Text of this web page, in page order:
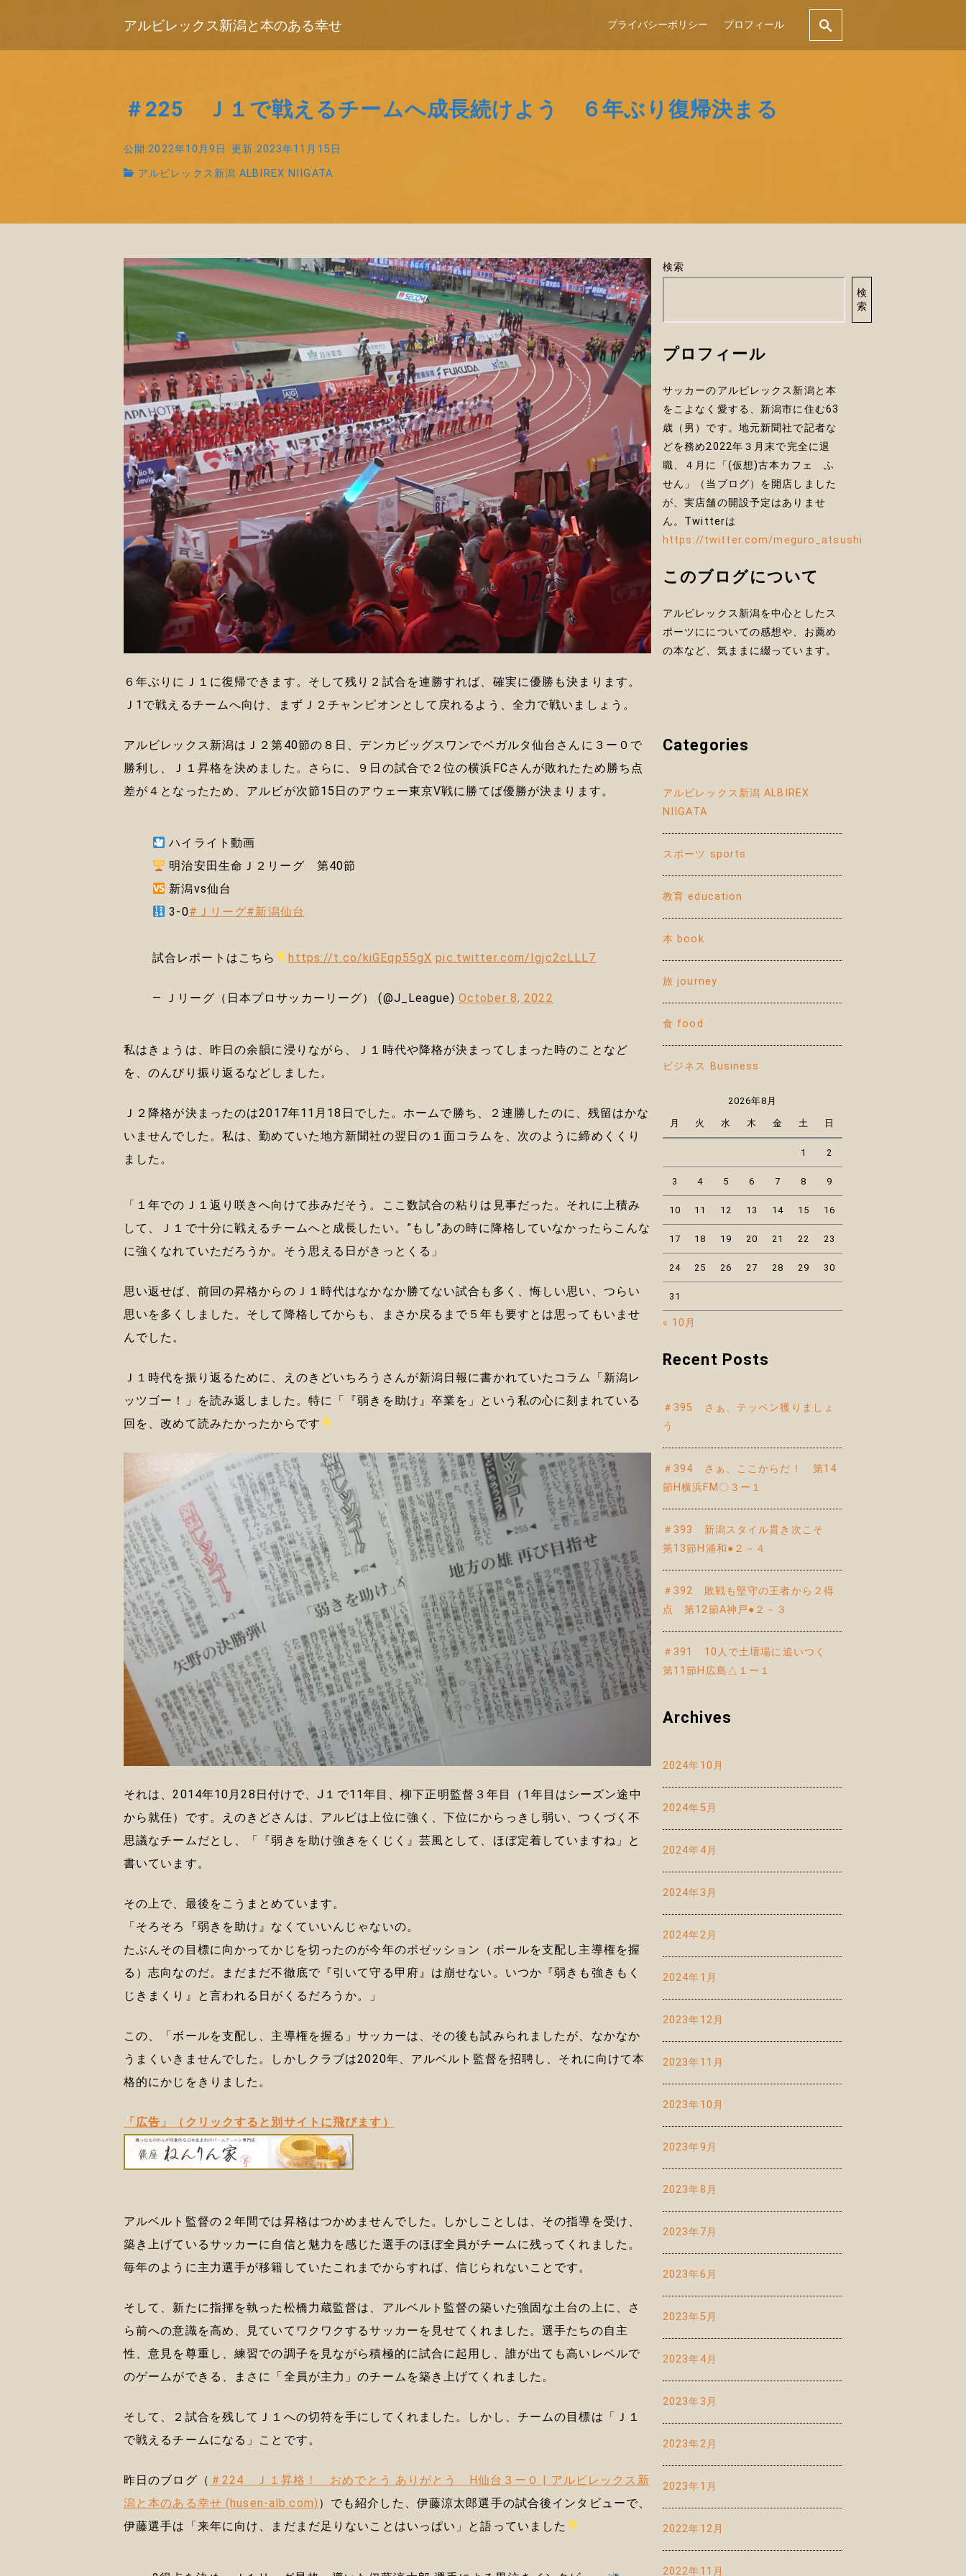
アルビレックス新潟と本のある幸せ プライバシーポリシー プロフィール
＃225 Ｊ１で戦えるチームへ成長続けよう ６年ぶり復帰決まる
公開:2022年10月9日
更新:2023年11月15日
アルビレックス新潟 ALBIREX NIIGATA
６年ぶりにＪ１に復帰できます。そして残り２試合を連勝すれば、確実に優勝も決まります。
Ｊ1で戦えるチームへ向け、まずＪ２チャンピオンとして戻れるよう、全力で戦いましょう。
アルビレックス新潟はＪ２第40節の８日、デンカビッグスワンでベガルタ仙台さんに３ー０で
勝利し、Ｊ１昇格を決めました。さらに、９日の試合で２位の横浜FCさんが敗れたため勝ち点
差が４となったため、アルビが次節15日のアウェー東京V戦に勝てば優勝が決まります。
ハイライト動画
明治安田生命Ｊ２リーグ 第40節
新潟vs仙台
3-0#Ｊリーグ#新潟仙台
試合レポートはこちら https://t.co/kiGEqp55gX pic.twitter.com/Igjc2cLLL7
— Ｊリーグ（日本プロサッカーリーグ） (@J_League) October 8, 2022
私はきょうは、昨日の余韻に浸りながら、Ｊ１時代や降格が決まってしまった時のことなど
を、のんびり振り返るなどしました。
Ｊ２降格が決まったのは2017年11月18日でした。ホームで勝ち、２連勝したのに、残留はかな
いませんでした。私は、勤めていた地方新聞社の翌日の１面コラムを、次のように締めくくり
ました。
「１年でのＪ１返り咲きへ向けて歩みだそう。ここ数試合の粘りは見事だった。それに上積み
して、Ｊ１で十分に戦えるチームへと成長したい。”もし”あの時に降格していなかったらこんな
に強くなれていただろうか。そう思える日がきっとくる」
思い返せば、前回の昇格からのＪ１時代はなかなか勝てない試合も多く、悔しい思い、つらい
思いを多くしました。そして降格してからも、まさか戻るまで５年も要すとは思ってもいませ
んでした。
Ｊ１時代を振り返るために、えのきどいちろうさんが新潟日報に書かれていたコラム「新潟レ
ッツゴー！」を読み返しました。特に「『弱きを助け』卒業を」という私の心に刻まれている
回を、改めて読みたかったからです
それは、2014年10月28日付けで、J１で11年目、柳下正明監督３年目（1年目はシーズン途中
から就任）です。えのきどさんは、アルビは上位に強く、下位にからっきし弱い、つくづく不
思議なチームだとし、「『弱きを助け強きをくじく』芸風として、ほぼ定着していますね」と
書いています。
その上で、最後をこうまとめています。
「そろそろ『弱きを助け』なくていいんじゃないの。
たぶんその目標に向かってかじを切ったのが今年のポゼッション（ボールを支配し主導権を握
る）志向なのだ。まだまだ不徹底で『引いて守る甲府』は崩せない。いつか『弱きも強きもく
じきまくり』と言われる日がくるだろうか。」
この、「ボールを支配し、主導権を握る」サッカーは、その後も試みられましたが、なかなか
うまくいきませんでした。しかしクラブは2020年、アルベルト監督を招聘し、それに向けて本
格的にかじをきりました。
「広告」（クリックすると別サイトに飛びます）
アルベルト監督の２年間では昇格はつかめませんでした。しかしことしは、その指導を受け、
築き上げているサッカーに自信と魅力を感じた選手のほぼ全員がチームに残ってくれました。
毎年のように主力選手が移籍していたこれまでからすれば、信じられないことです。
そして、新たに指揮を執った松橋力蔵監督は、アルベルト監督の築いた強固な土台の上に、さ
ら前への意識を高め、見ていてワクワクするサッカーを見せてくれました。選手たちの自主
性、意見を尊重し、練習での調子を見ながら積極的に試合に起用し、誰が出ても高いレベルで
のゲームができる、まさに「全員が主力」のチームを築き上げてくれました。
そして、２試合を残してＪ１への切符を手にしてくれました。しかし、チームの目標は「Ｊ１
で戦えるチームになる」ことです。
昨日のブログ（ ＃224 Ｊ１昇格！ おめでとう ありがとう H仙台３ー０ | アルビレックス新
潟と本のある幸せ (husen-alb.com) ）でも紹介した、伊藤涼太郎選手の試合後インタビューで、
伊藤選手は「来年に向け、まだまだ足りないことはいっぱい」と語っていました
検索
検
索
プロフィール
サッカーのアルビレックス新潟と本
をこよなく愛する、新潟市に住む63
歳（男）です。地元新聞社で記者な
どを務め2022年３月末で完全に退
職、４月に「(仮想)古本カフェ ふ
せん」（当ブログ）を開店しました
が、実店舗の開設予定はありませ
ん。Twitterは
https://twitter.com/meguro_atsushi
このブログについて
アルビレックス新潟を中心としたス
ポーツにについての感想や、お薦め
の本など、気ままに綴っています。
Categories
アルビレックス新潟 ALBIREX
NIIGATA
スポーツ sports
教育 education
本 book
旅 journey
食 food
ビジネス Business
2026年8月
月 火 水 木 金 土 日
1 2
3 4 5 6 7 8 9
10 11 12 13 14 15 16
17 18 19 20 21 22 23
24 25 26 27 28 29 30
31
« 10月
Recent Posts
＃395 さぁ、テッペン獲りましょ
う
＃394 さぁ、ここからだ！ 第14
節H横浜FM〇３ー１
＃393 新潟スタイル貫き次こそ
第13節H浦和●２－４
＃392 敗戦も堅守の王者から２得
点 第12節A神戸●２－３
＃391 10人で土壇場に追いつく
第11節H広島△１ー１
Archives
2024年10月
2024年5月
2024年4月
2024年3月
2024年2月
2024年1月
2023年12月
2023年11月
2023年10月
2023年9月
2023年8月
2023年7月
2023年6月
2023年5月
2023年4月
2023年3月
2023年2月
2023年1月
2022年12月
2022年11月